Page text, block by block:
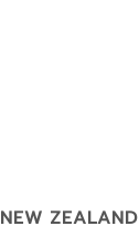
NEW ZEALAND